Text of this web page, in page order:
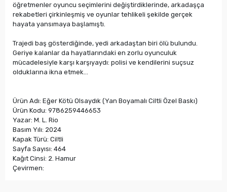
öğretmenler oyuncu seçimlerini değiştirdiklerinde, arkadaşça
rekabetleri çirkinleşmiş ve oyunlar tehlikeli şekilde gerçek
hayata yansımaya başlamıştı.
Trajedi baş gösterdiğinde, yedi arkadaştan biri ölü bulundu.
Geriye kalanlar da hayatlarındaki en zorlu oyunculuk
mücadelesiyle karşı karşıyaydı: polisi ve kendilerini suçsuz
olduklarına ikna etmek…
Ürün Adı: Eğer Kötü Olsaydık (Yan Boyamalı Ciltli Özel Baskı)
Ürün Kodu: 9786259446653
Yazar: M. L. Rio
Basım Yılı: 2024
Kapak Türü: Ciltli
Sayfa Sayısı: 464
Kağıt Cinsi: 2. Hamur
Çevirmen: